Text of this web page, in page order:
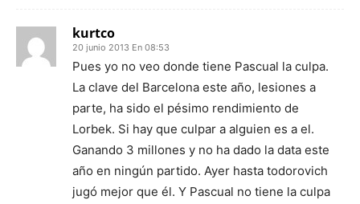
kurtco
20 junio 2013 En 08:53
Pues yo no veo donde tiene Pascual la culpa.
La clave del Barcelona este año, lesiones a
parte, ha sido el pésimo rendimiento de
Lorbek. Si hay que culpar a alguien es a el.
Ganando 3 millones y no ha dado la data este
año en ningún partido. Ayer hasta todorovich
jugó mejor que él. Y Pascual no tiene la culpa